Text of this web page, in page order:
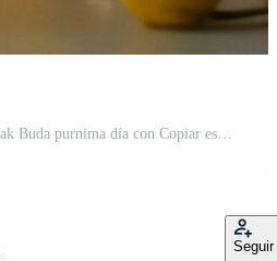
Seguir